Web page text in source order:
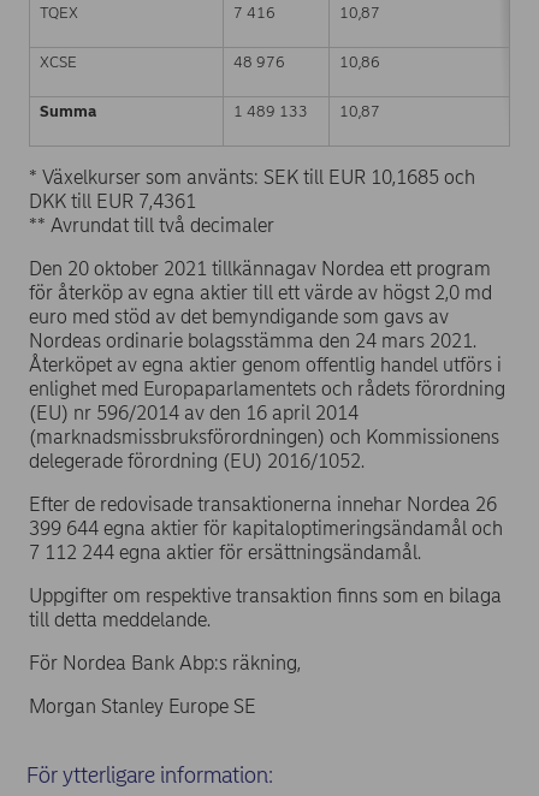
TQEX 7 416 10,87
XCSE 48 976 10,86
Summa 1 489 133 10,87
* Växelkurser som använts: SEK till EUR 10,1685 och
DKK till EUR 7,4361
** Avrundat till två decimaler
Den 20 oktober 2021 tillkännagav Nordea ett program
för återköp av egna aktier till ett värde av högst 2,0 md
euro med stöd av det bemyndigande som gavs av
Nordeas ordinarie bolagsstämma den 24 mars 2021.
Återköpet av egna aktier genom offentlig handel utförs i
enlighet med Europaparlamentets och rådets förordning
(EU) nr 596/2014 av den 16 april 2014
(marknadsmissbruksförordningen) och Kommissionens
delegerade förordning (EU) 2016/1052.
Efter de redovisade transaktionerna innehar Nordea 26
399 644 egna aktier för kapitaloptimeringsändamål och
7 112 244 egna aktier för ersättningsändamål.
Uppgifter om respektive transaktion finns som en bilaga
till detta meddelande.
För Nordea Bank Abp:s räkning,
Morgan Stanley Europe SE
För ytterligare information: